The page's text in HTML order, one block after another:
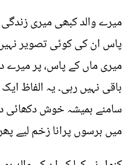
میرے والد کبھی میری
پاس ان کی کوئی تصویر
میری ماں کے پاس، پر میرے
باقی نہیں رہی۔ یہ الفاظ
سامنے ہمیشہ خوش دکھائی
میں برسوں پرانا زخم لیے